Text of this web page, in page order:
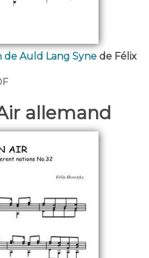
Auld Lang Syne de Félix
allemand